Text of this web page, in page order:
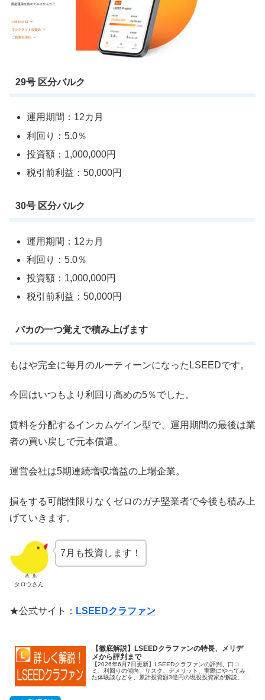
29号 区分バルク
運用期間：12カ月
利回り：5.0％
投資額：1,000,000円
税引前利益：50,000円
30号 区分バルク
運用期間：12カ月
利回り：5.0％
投資額：1,000,000円
税引前利益：50,000円
バカの一つ覚えで積み上げます
もはや完全に毎月のルーティーンになったLSEEDです。
今回はいつもより利回り高めの5％でした。
賃料を分配するインカムゲイン型で、運用期間の最後は業
者の買い戻しで元本償還。
運営会社は5期連続増収増益の上場企業。
損をする可能性限りなくゼロのガチ堅業者で今後も積み上
げていきます。
タロウさん
7月も投資します！
★公式サイト： LSEEDクラファン
【徹底解説】LSEEDクラファンの特長、メリデ
メから評判まで
【2026年6月7日更新】LSEEDクラファンの評判、口コ
ミ、利回りの傾向、リスク、デメリット、実際にやってみ
た体験談などを、累計投資額3億円の現役投資家が解説。僕